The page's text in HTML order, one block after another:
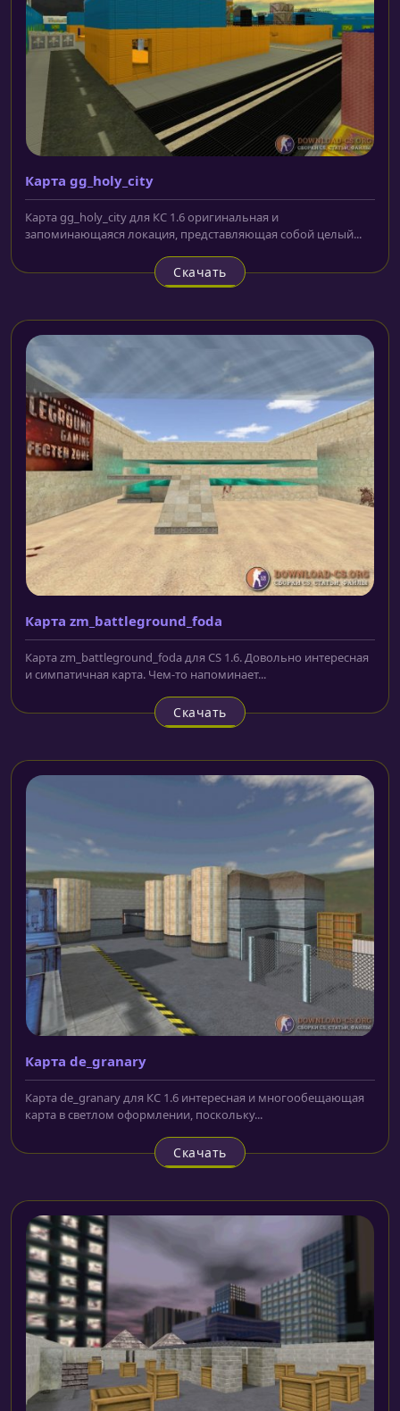
Карта gg_holy_city
Карта gg_holy_city для КС 1.6 оригинальная и
запоминающаяся локация, представляющая собой целый...
Скачать
Карта zm_battleground_foda
Карта zm_battleground_foda для CS 1.6. Довольно интересная
и симпатичная карта. Чем-то напоминает...
Скачать
Карта de_granary
Карта de_granary для КС 1.6 интересная и многообещающая
карта в светлом оформлении, поскольку...
Скачать